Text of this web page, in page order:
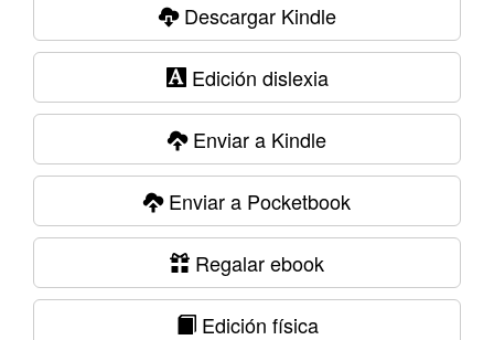
Descargar Kindle
Edición dislexia
Enviar a Kindle
Enviar a Pocketbook
Regalar ebook
Edición física